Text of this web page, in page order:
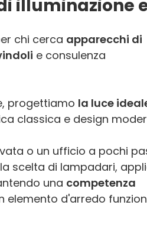
illuminazione
chi cerca apparecchi di
e consulenza
progettiamo la luce
classica e design
o un ufficio a pochi
scelta di lampadari,
una competenza
elemento d'arredo